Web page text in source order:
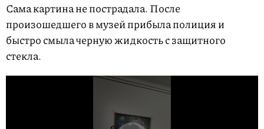
Сама картина не пострадала. После
произошедшего в музей прибыла полиция и
быстро смыла черную жидкость с защитного
стекла.